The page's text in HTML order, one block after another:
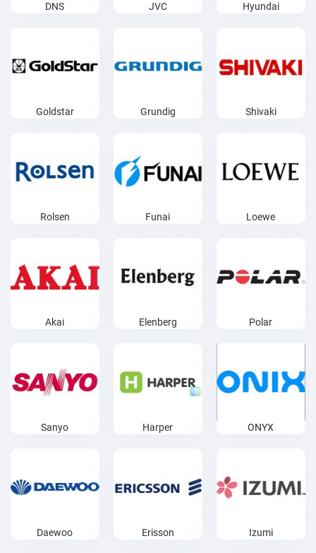
DNS JVC Hyundai
Goldstar Grundig Shivaki
Rolsen Funai Loewe
Akai Elenberg Polar
Sanyo Harper ONYX
Daewoo Erisson Izumi